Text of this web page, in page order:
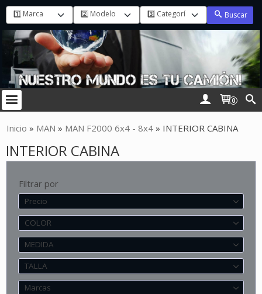
Buscar
0
Inicio » MAN » MAN F2000 6x4 - 8x4 » INTERIOR CABINA
INTERIOR CABINA
Filtrar por
Precio
COLOR
MEDIDA
TALLA
Marcas